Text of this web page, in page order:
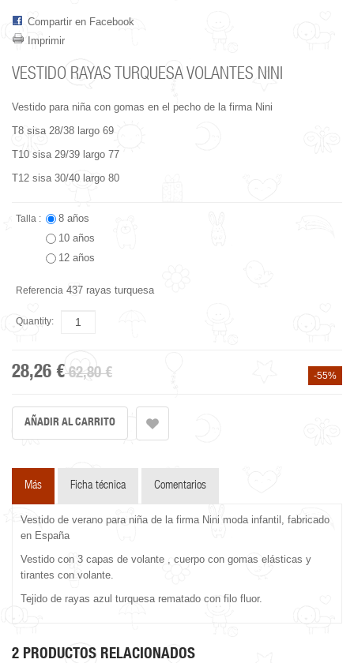
Compartir en Facebook
Imprimir
VESTIDO RAYAS TURQUESA VOLANTES NINI
Vestido para niña con gomas en el pecho de la firma Nini
T8 sisa 28/38 largo 69
T10 sisa 29/39 largo 77
T12 sisa 30/40 largo 80
Talla :
8 años
10 años
12 años
Referencia 437 rayas turquesa
Quantity:
28,26 € 62,80 € -55%
Más Ficha técnica Comentarios
Vestido de verano para niña de la firma Nini moda infantil, fabricado
en España
Vestido con 3 capas de volante , cuerpo con gomas elásticas y
tirantes con volante.
Tejido de rayas azul turquesa rematado con filo fluor.
2 PRODUCTOS RELACIONADOS